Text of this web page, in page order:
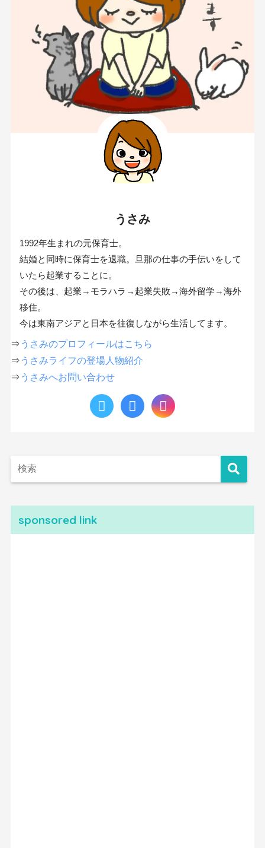
うさみ
1992年生まれの元保育士。
結婚と同時に保育士を退職。旦那の仕事の手伝いをして
いたら起業することに。
その後は、起業→モラハラ→起業失敗→海外留学→海外
移住。
今は東南アジアと日本を往復しながら生活してます。
⇒ うさみのプロフィールはこちら
⇒ うさみライフの登場人物紹介
⇒ うさみへお問い合わせ
sponsored link